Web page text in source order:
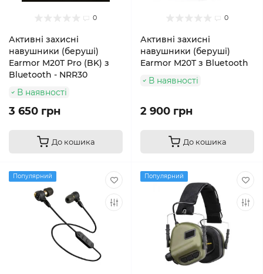
0
Активні захисні
навушники (беруші)
Earmor M20T Pro (BK) з
Bluetooth - NRR30
В наявності
3 650 грн
До кошика
0
Активні захисні
навушники (беруші)
Earmor M20T з Bluetooth
В наявності
2 900 грн
До кошика
Популярний Популярний